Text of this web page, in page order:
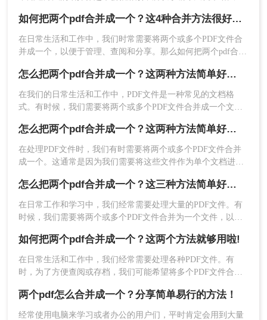
优点：无需安装，使用方便，支持多种文件格
式，适合偶尔需要合并PDF文件的用户。
缺点：受限于网络速度和稳定性，合并速度可
能较慢。
推荐工具：转转大师在线合并工具
操作步骤：
1、打开在线PDF合并：
https://pdftoword.55.la/merge-pdf/
果有密码保护的话，需要去除密码保护在上传文件
哦。
pdf合并方法，适用于各种场景，值得收集和使用。
如何把两个pdf合并成一个？这4种合并方法很好用！
在日常生活和工作中，我们时常需要将两个或多个PDF文件合
并成一个，以便于管理、查阅和分享。那么如何把两个pdf合并
怎么把两个pdf合并成一个？这两种方法简单好用！
在我们的日常生活和工作中，PDF文件是一种常见的文档格
式。有时候，我们需要将两个或多个PDF文件合并成一个文
储空间的使用。下面将介绍几种常用的怎么把两个pdf合并成一
个方法。
怎么把两个pdf合并成一个？这两种方法简单好用！
在处理PDF文件时，我们有时需要将两个或多个PDF文件合并
成一个。这通常是因为我们需要将这些文件作为单个文档进行
方法，帮助您将两个PDF合并成一个。
怎么把两个pdf合并成一个？这三种方法简单好用！
在日常工作和学习中，我们经常需要处理大量的PDF文件。有
时候，我们需要将两个或多个PDF文件合并为一个文件，以便
将为你提供简单易懂的方法，帮助你轻松完成这项任务。
如何把两个pdf合并成一个？这两个方法就够用啦!
在日常生活和工作中，我们经常需要处理各种PDF文件。有
时，为了方便查阅或存档，我们可能希望将多个PDF文件合并
轻松实现这一需求。
两个pdf怎么合并成一个？分享简单易行的方法！
经常使用电脑来学习或者办公的用户们，平时肯定会用到大量